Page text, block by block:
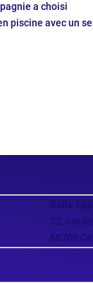
a choisi
piscine avec un
Salle
32, rue
68700